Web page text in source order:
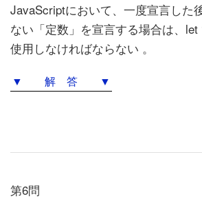
JavaScriptにおいて、一度宣言した
ない「定数」を宣言する場合は、
使用しなければならない 。
▼ 解 答 ▼
第6問